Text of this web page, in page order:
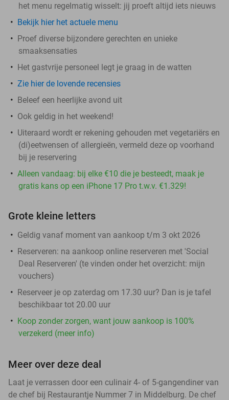
het menu regelmatig wisselt: jij proeft altijd iets nieuws
Bekijk hier het actuele menu
Proef diverse bijzondere gerechten en unieke
smaaksensaties
Het gastvrije personeel legt je graag in de watten
Zie hier de lovende recensies
Beleef een heerlijke avond uit
Ook geldig in het weekend!
Uiteraard wordt er rekening gehouden met vegetariërs en
(di)eetwensen of allergieën, vermeld deze op voorhand
bij je reservering
Alleen vandaag: bij elke €10 die je besteedt, maak je
gratis kans op een iPhone 17 Pro t.w.v. €1.329!
Grote kleine letters
Geldig vanaf moment van aankoop t/m 3 okt 2026
Reserveren: na aankoop online reserveren met 'Social
Deal Reserveren' (te vinden onder het overzicht: mijn
vouchers)
Reserveer je op zaterdag om 17.30 uur? Dan is je tafel
beschikbaar tot 20.00 uur
Koop zonder zorgen, want jouw aankoop is 100%
verzekerd (meer info)
Meer over deze deal
Laat je verrassen door een culinair 4- of 5-gangendiner van
de chef bij Restaurantje Nummer 7 in Middelburg. De chef